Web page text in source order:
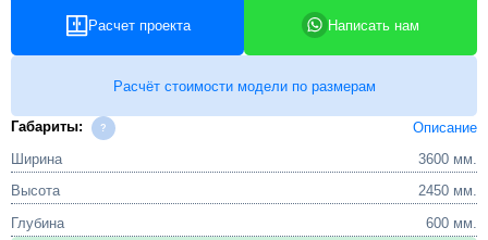
Расчет проекта Написать нам
Расчёт стоимости модели по размерам
Габариты:
Описание
Ширина
3600 мм.
Высота
2450 мм.
Глубина
600 мм.